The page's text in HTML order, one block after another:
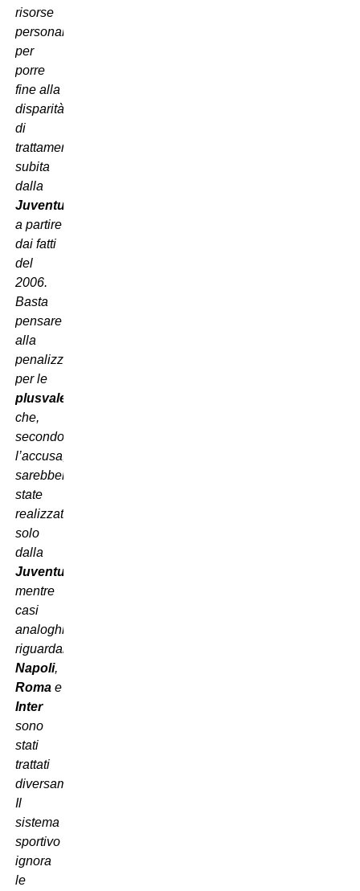
risorse
personali
per
porre
fine alla
disparità
di
trattamento
subita
dalla
Juventus
a partire
dai fatti
del
2006.
Basta
pensare
alla
penalizzazione
per le
plusvalenze
che,
secondo
l’accusa,
sarebbero
state
realizzate
solo
dalla
Juventus
mentre
casi
analoghi
riguardanti
Napoli,
Roma e
Inter
sono
stati
trattati
diversamente.
Il
sistema
sportivo
ignora
le